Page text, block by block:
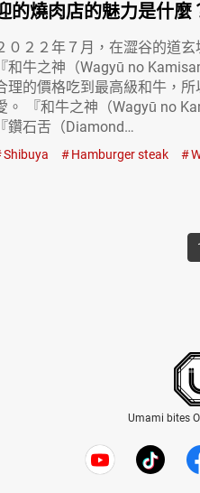
的燒肉店的魅力是什麼
０２２年７月，在澀谷的道
『和牛之神（Wagyū no
理的價格吃到最高級和牛，
。 『和牛之神（Wagyū no
『鑽石舌（Diamond…
Shibuya Hamburger steak
Umami bites